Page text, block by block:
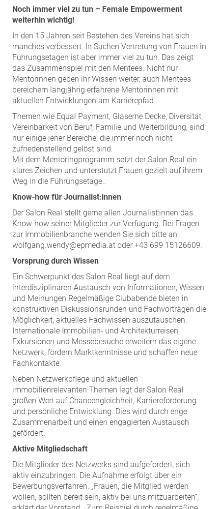
Noch immer viel zu tun – Female Empowerment
weiterhin wichtig!
In den 15 Jahren seit Bestehen des Vereins hat sich
manches verbessert. In Sachen Vertretung von Frauen in
Führungsetagen ist aber immer viel zu tun. Das zeigt
das Zusammenspiel mit den Mentees. Nicht nur
Mentorinnen geben ihr Wissen weiter, auch Mentees
bereichern langjährig erfahrene Mentorinnen mit
aktuellen Entwicklungen am Karrierepfad.
Themen wie Equal Payment, Gläserne Decke, Diversität,
Vereinbarkeit von Beruf, Familie und Weiterbildung, sind
nur einige jener Bereiche, die immer noch nicht
zufriedenstellend gelöst sind.
Mit dem Mentoringprogramm setzt der Salon Real ein
klares Zeichen und unterstützt Frauen gezielt auf ihrem
Weg in die Führungsetage..
Know-how für Journalist:innen
Der Salon Real stellt gerne allen Journalist:innen das
Know-how seiner Mitglieder zur Verfügung. Bei Fragen
zur Immobilienbranche wenden Sie sich bitte an
wolfgang.wendy@epmedia.at oder +43 699 15126609.
Vorsprung durch Wissen
Ein Schwerpunkt des Salon Real liegt auf dem
interdisziplinären Austausch von Informationen, Wissen
und Meinungen.Regelmäßige Clubabende bieten in
konstruktiven Diskussionsrunden und Fachvorträgen die
Möglichkeit, aktuelles Fachwissen auszutauschen.
Internationale Immobilien- und Architekturreisen,
Exkursionen und Messebesuche erweitern das eigene
Netzwerk, fördern Marktkenntnisse und schaffen neue
Fachkontakte.
Neben Netzwerkpflege und aktuellen
immobilienrelevanten Themen legt der Salon Real
großen Wert auf Chancengleichheit, Karriereförderung
und persönliche Entwicklung. Dies wird durch enge
Zusammenarbeit und einen engagierten Austausch
gefördert.
Aktive Mitgliedschaft
Die Mitglieder des Netzwerks sind aufgefordert, sich
aktiv einzubringen. Die Aufnahme erfolgt über ein
Bewerbungsverfahren. „Frauen, die Mitglied werden
wollen, sollten bereit sein, aktiv bei uns mitzuarbeiten“,